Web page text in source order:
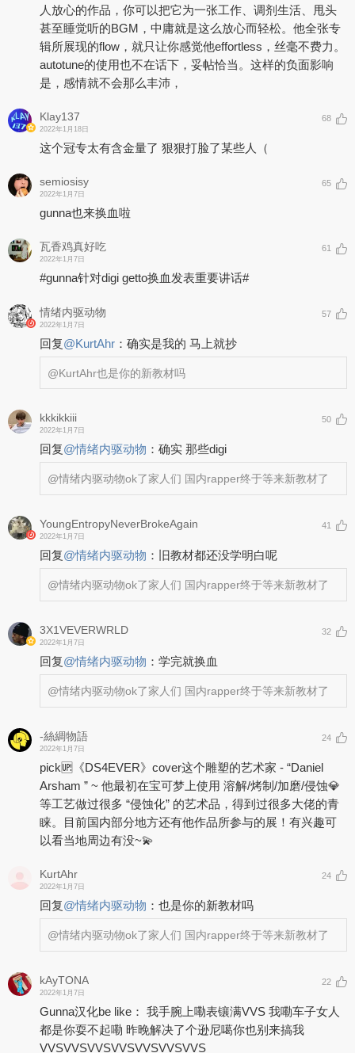
人放心的作品，你可以把它为一张工作、调剂生活、甩头
甚至睡觉听的BGM，中庸就是这么放心而轻松。他全张专
辑所展现的flow，就只让你感觉他effortless，丝毫不费力。
autotune的使用也不在话下，妥帖恰当。这样的负面影响
是，感情就不会那么丰沛，
Klay137
2022年1月18日
68
这个冠专太有含金量了 狠狠打脸了某些人（
semiosisy
2022年1月7日
65
gunna也来换血啦
瓦香鸡真好吃
2022年1月7日
61
#gunna针对digi getto换血发表重要讲话#
情绪内驱动物
2022年1月7日
57
回复@KurtAhr ： 确实是我的 马上就抄
@KurtAhr也是你的新教材吗
kkkikkiii
2022年1月7日
50
回复@情绪内驱动物 ： 确实 那些digi
@情绪内驱动物ok了家人们 国内rapper终于等来新教材了
YoungEntropyNeverBrokeAgain
2022年1月7日
41
回复@情绪内驱动物 ： 旧教材都还没学明白呢
@情绪内驱动物ok了家人们 国内rapper终于等来新教材了
3X1VEVERWRLD
2022年1月7日
32
回复@情绪内驱动物 ： 学完就换血
@情绪内驱动物ok了家人们 国内rapper终于等来新教材了
-絲綢物語
2022年1月7日
24
pick🆙《DS4EVER》cover这个雕塑的艺术家 - “Daniel
Arsham ​​” ~ 他最初在宝可梦上使用 溶解/烤制/加磨/侵蚀💎
等工艺做过很多 “侵蚀化” 的艺术品，得到过很多大佬的青
睐。目前国内部分地方还有他作品所参与的展！有兴趣可
以看当地周边有没~💫
KurtAhr
2022年1月7日
24
回复@情绪内驱动物 ： 也是你的新教材吗
@情绪内驱动物ok了家人们 国内rapper终于等来新教材了
kAyTONA
2022年1月7日
22
Gunna汉化be like： 我手腕上嘞表镶满VVS 我嘞车子女人
都是你耍不起嘞 昨晚解决了个逊尼噶你也别来搞我
VVSVVSVVSVVSVVSVVSVVS